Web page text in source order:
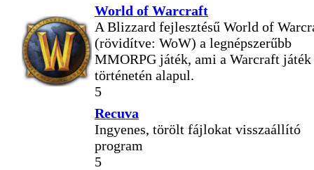
World of Warcraft
A Blizzard fejlesztésű World of
(rövidítve: WoW) a legnépszerűbb
MMORPG játék, ami a Warcraft játék
történetén alapul.
5
Recuva
Ingyenes, törölt fájlokat visszaállító
program
5